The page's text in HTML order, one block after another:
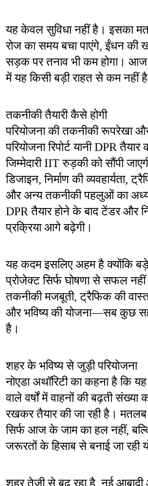
यह केवल सुविधा नहीं है। इसका
रोज का समय बचा पाएंगे, ईंधन
सड़क पर तनाव भी कम होगा।
में यह किसी बड़ी राहत से कम नहीं
तकनीकी तैयारी कैसे होगी
परियोजना की तकनीकी रूपरेखा
परियोजना रिपोर्ट यानी DPR
जिम्मेदारी IIT रुड़की को सौंपी
डिजाइन, निर्माण की व्यवहार्यता,
और अन्य तकनीकी पहलुओं का
DPR तैयार होने के बाद टेंडर और
प्रक्रिया आगे बढ़ेगी।
यह कदम इसलिए अहम है क्योंकि बड़े
प्रोजेक्ट सिर्फ घोषणा से सफल
तकनीकी मजबूती, ट्रैफिक की
और भविष्य की योजना—सब कुछ
है।
शहर के भविष्य से जुड़ी परियोजना
नोएडा अथॉरिटी का कहना है कि
वाले वर्षों में वाहनों की बढ़ती संख्या
रखकर तैयार की जा रही है।
सिर्फ आज के जाम का हल नहीं,
जरूरतों के हिसाब से बनाई जा रही
शहर तेजी से बढ़ रहा है, नई आबादी